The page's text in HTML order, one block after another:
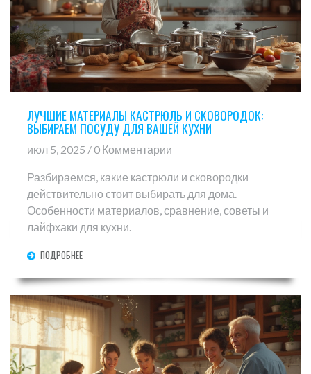
ЛУЧШИЕ МАТЕРИАЛЫ КАСТРЮЛЬ И СКОВОРОДОК:
ВЫБИРАЕМ ПОСУДУ ДЛЯ ВАШЕЙ КУХНИ
июл 5, 2025 / 0 Комментарии
Разбираемся, какие кастрюли и сковородки
действительно стоит выбирать для дома.
Особенности материалов, сравнение, советы и
лайфхаки для кухни.
ПОДРОБНЕЕ